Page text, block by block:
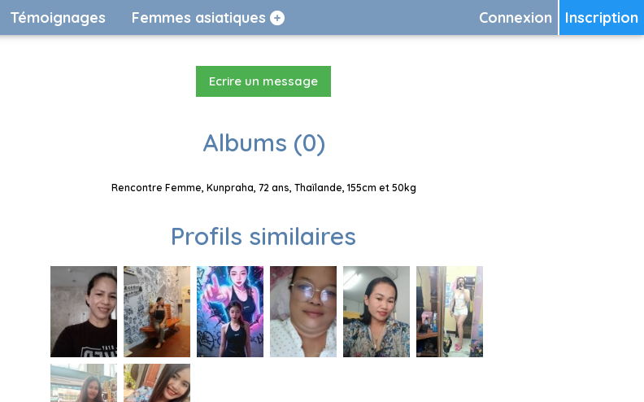
Inscription
Connexion
Témoignages Femmes asiatiques
Ecrire un message
Albums (0)
Rencontre Femme, Kunpraha, 72 ans, Thaïlande, 155cm et 50kg
Profils similaires